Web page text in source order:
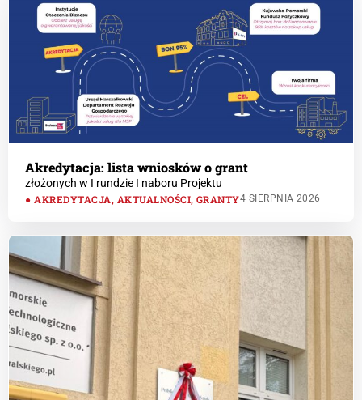
Akredytacja: lista wniosków o grant
złożonych w I rundzie I naboru Projektu
AKREDYTACJA, AKTUALNOŚCI, GRANTY4 SIERPNIA 2026